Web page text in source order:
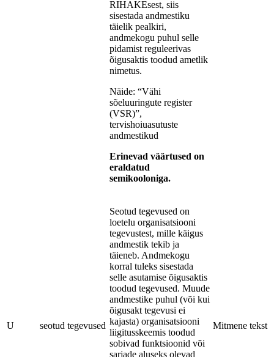
RIHAKEsest, siis
sisestada andmestiku
täielik pealkiri,
andmekogu puhul selle
pidamist reguleerivas
õigusaktis toodud ametlik
nimetus.
Näide: “Vähi
sõeluuringute register
(VSR)”,
tervishoiuasutuste
andmestikud
Erinevad väärtused on
eraldatud
semikooloniga.
U seotud tegevused
Seotud tegevused on
loetelu organisatsiooni
tegevustest, mille käigus
andmestik tekib ja
täieneb. Andmekogu
korral tuleks sisestada
selle asutamise õigusaktis
toodud tegevused. Muude
andmestike puhul (või kui
õigusakt tegevusi ei
kajasta) organisatsiooni
liigitusskeemis toodud
sobivad funktsioonid või
sarjade aluseks olevad
Mitmene tekst